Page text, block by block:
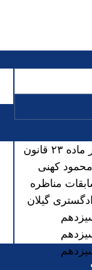
ویدیوی دوره آموزشی «تحلیلی بر ماده ۲۳ قانون
کهنی
مناظره
گیلان